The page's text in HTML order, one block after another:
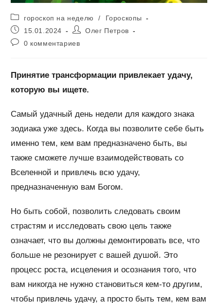
Рубрика
записи:
гороскоп на неделю /
Гороскопы
Запись
опубликована:
15.01.2024
АвторОлег Петров
Комментарии
0 комментариев
Принятие трансформации привлекает удачу,
которую вы ищете.
Самый удачный день недели для каждого знака
зодиака уже здесь. Когда вы позволите себе быть
именно тем, кем вам предназначено быть, вы
также сможете лучше взаимодействовать со
Вселенной и привлечь всю удачу,
предназначенную вам Богом.
Но быть собой, позволить следовать своим
страстям и исследовать свою цель также
означает, что вы должны демонтировать все, что
больше не резонирует с вашей душой. Это
процесс роста, исцеления и осознания того, что
вам никогда не нужно становиться кем-то другим,
чтобы привлечь удачу, а просто быть тем, кем вам